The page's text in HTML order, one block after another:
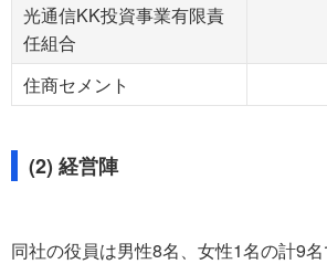
光通信KK投資事業有限責
任組合
住商セメント
(2) 経営陣
同社の役員は男性8名、女性1名の計9